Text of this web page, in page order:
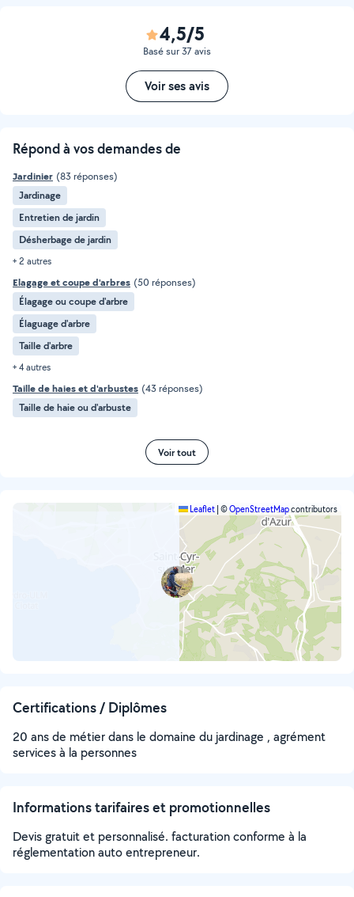
4,5/5
Basé sur 37 avis
Voir ses avis
Répond à vos demandes de
Jardinier (83 réponses)
Jardinage
Entretien de jardin
Désherbage de jardin
+ 2 autres
Elagage et coupe d'arbres (50 réponses)
Élagage ou coupe d'arbre
Élaguage d'arbre
Taille d'arbre
+ 4 autres
Taille de haies et d'arbustes (43 réponses)
Taille de haie ou d'arbuste
Voir tout
Leaflet ©OpenStreetMapcontributors
Certifications / Diplômes
20 ans de métier dans le domaine du jardinage , agrément
services à la personnes
Informations tarifaires et promotionnelles
Devis gratuit et personnalisé. facturation conforme à la
réglementation auto entrepreneur.